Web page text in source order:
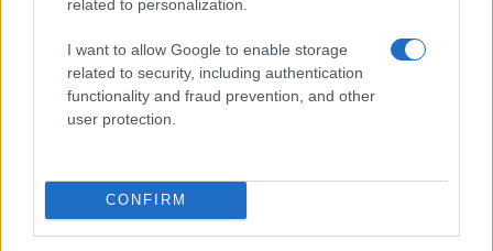
related to personalization.
I want to allow Google to enable storage
related to security, including authentication
functionality and fraud prevention, and other
user protection.
CONFIRM
dell’opposizione; quando si fa leva sull’odio
sociale e sull’invidia per mettere le mani su una
Regione dove da sempre gli elettori rifiutano di
votare a sinistra; quando si cerca con ogni mezzo
di sbarazzarsi di chi – se si andasse al voto –
chi, un voto, non lo ha mai preso nemmeno da
un’assemblea di condominio.